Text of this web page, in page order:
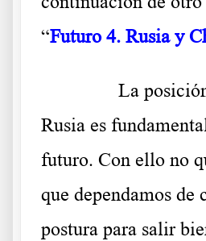
“Futuro 4. Rusia y
La
Rusia es
futuro. Con ello no
que dependamos de
postura para salir